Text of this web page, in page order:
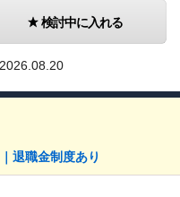
検討中に入れる
2026.08.20
退職金制度あり